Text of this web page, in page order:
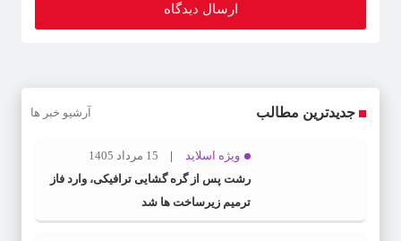
جدیدترین مطالب آرشیو خبر ها
ویژه اسلاید
15 مرداد 1405
رشت پس از گره گشایی ترافیکی، وارد فاز
ترمیم زیرساخت ها شد